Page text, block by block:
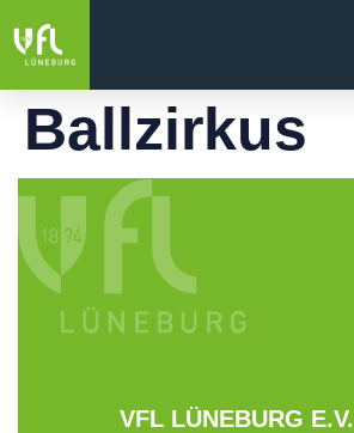
Ballzirkus
VFL LÜNEBURG E.V.